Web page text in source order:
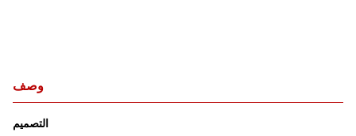
وصف
التصميم